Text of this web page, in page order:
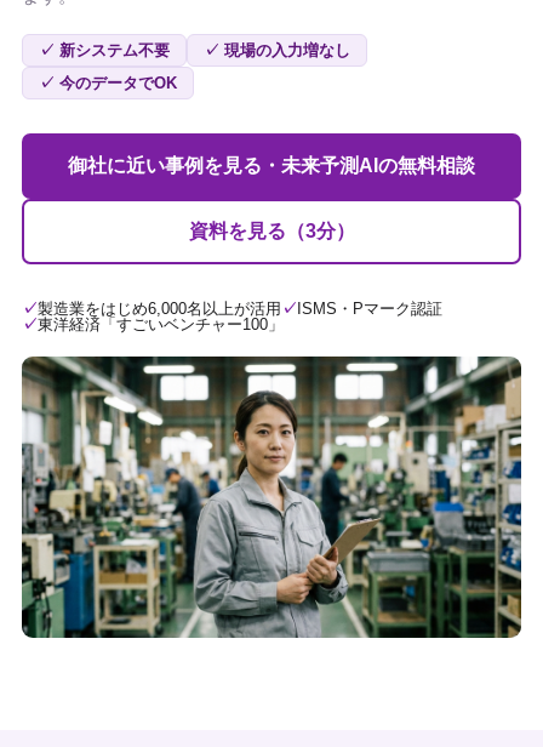
✓ 新システム不要
✓ 現場の入力増なし
✓ 今のデータでOK
御社に近い事例を見る・未来予測AIの無料相談
資料を見る（3分）
製造業をはじめ6,000名以上が活用
ISMS・Pマーク認証
東洋経済「すごいベンチャー100」